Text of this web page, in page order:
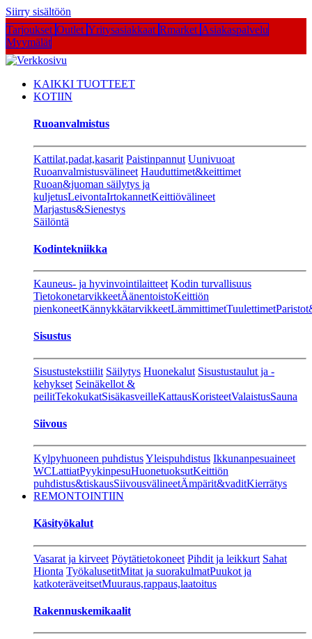
Siirry sisältöön
Tarjoukset Outlet Yritysasiakkaat Rmarket Asiakaspalvelu
Myymälät
KAIKKI TUOTTEET
KOTIIN
Ruoanvalmistus
Kattilat,padat,kasarit Paistinpannut Uunivuoat
Ruoanvalmistusvälineet Hauduttimet&keittimet
Ruoan&juoman säilytys ja
kuljetusLeivontaIrtokannetKeittiövälineet
Marjastus&Sienestys
Säilöntä
Kodintekniikka
Kauneus- ja hyvinvointilaitteet Kodin turvallisuus
TietokonetarvikkeetÄänentoistoKeittiön
pienkoneetKännykkätarvikkeetLämmittimetTuulettimet
Sisustus
Sisustustekstiilit Säilytys Huonekalut Sisustustaulut ja -
kehykset Seinäkellot &
peilitTekokukatSisäkasveilleKattausKoristeetValaistusSauna
Siivous
Kylpyhuoneen puhdistusYleispuhdistus Ikkunanpesuaineet
WCLattiatPyykinpesuHuonetuoksutKeittiön
puhdistus&tiskausSiivousvälineetÄmpärit&vaditKierrätys
REMONTOINTIIN
Käsityökalut
Vasarat ja kirveet Pöytätietokoneet Pihdit ja leikkurt Sahat
Hionta TyökalusetitMitat ja suorakulmatPuukot ja
katkoteräveitsetMuuraus,rappaus,laatoitus
Rakennuskemikaalit